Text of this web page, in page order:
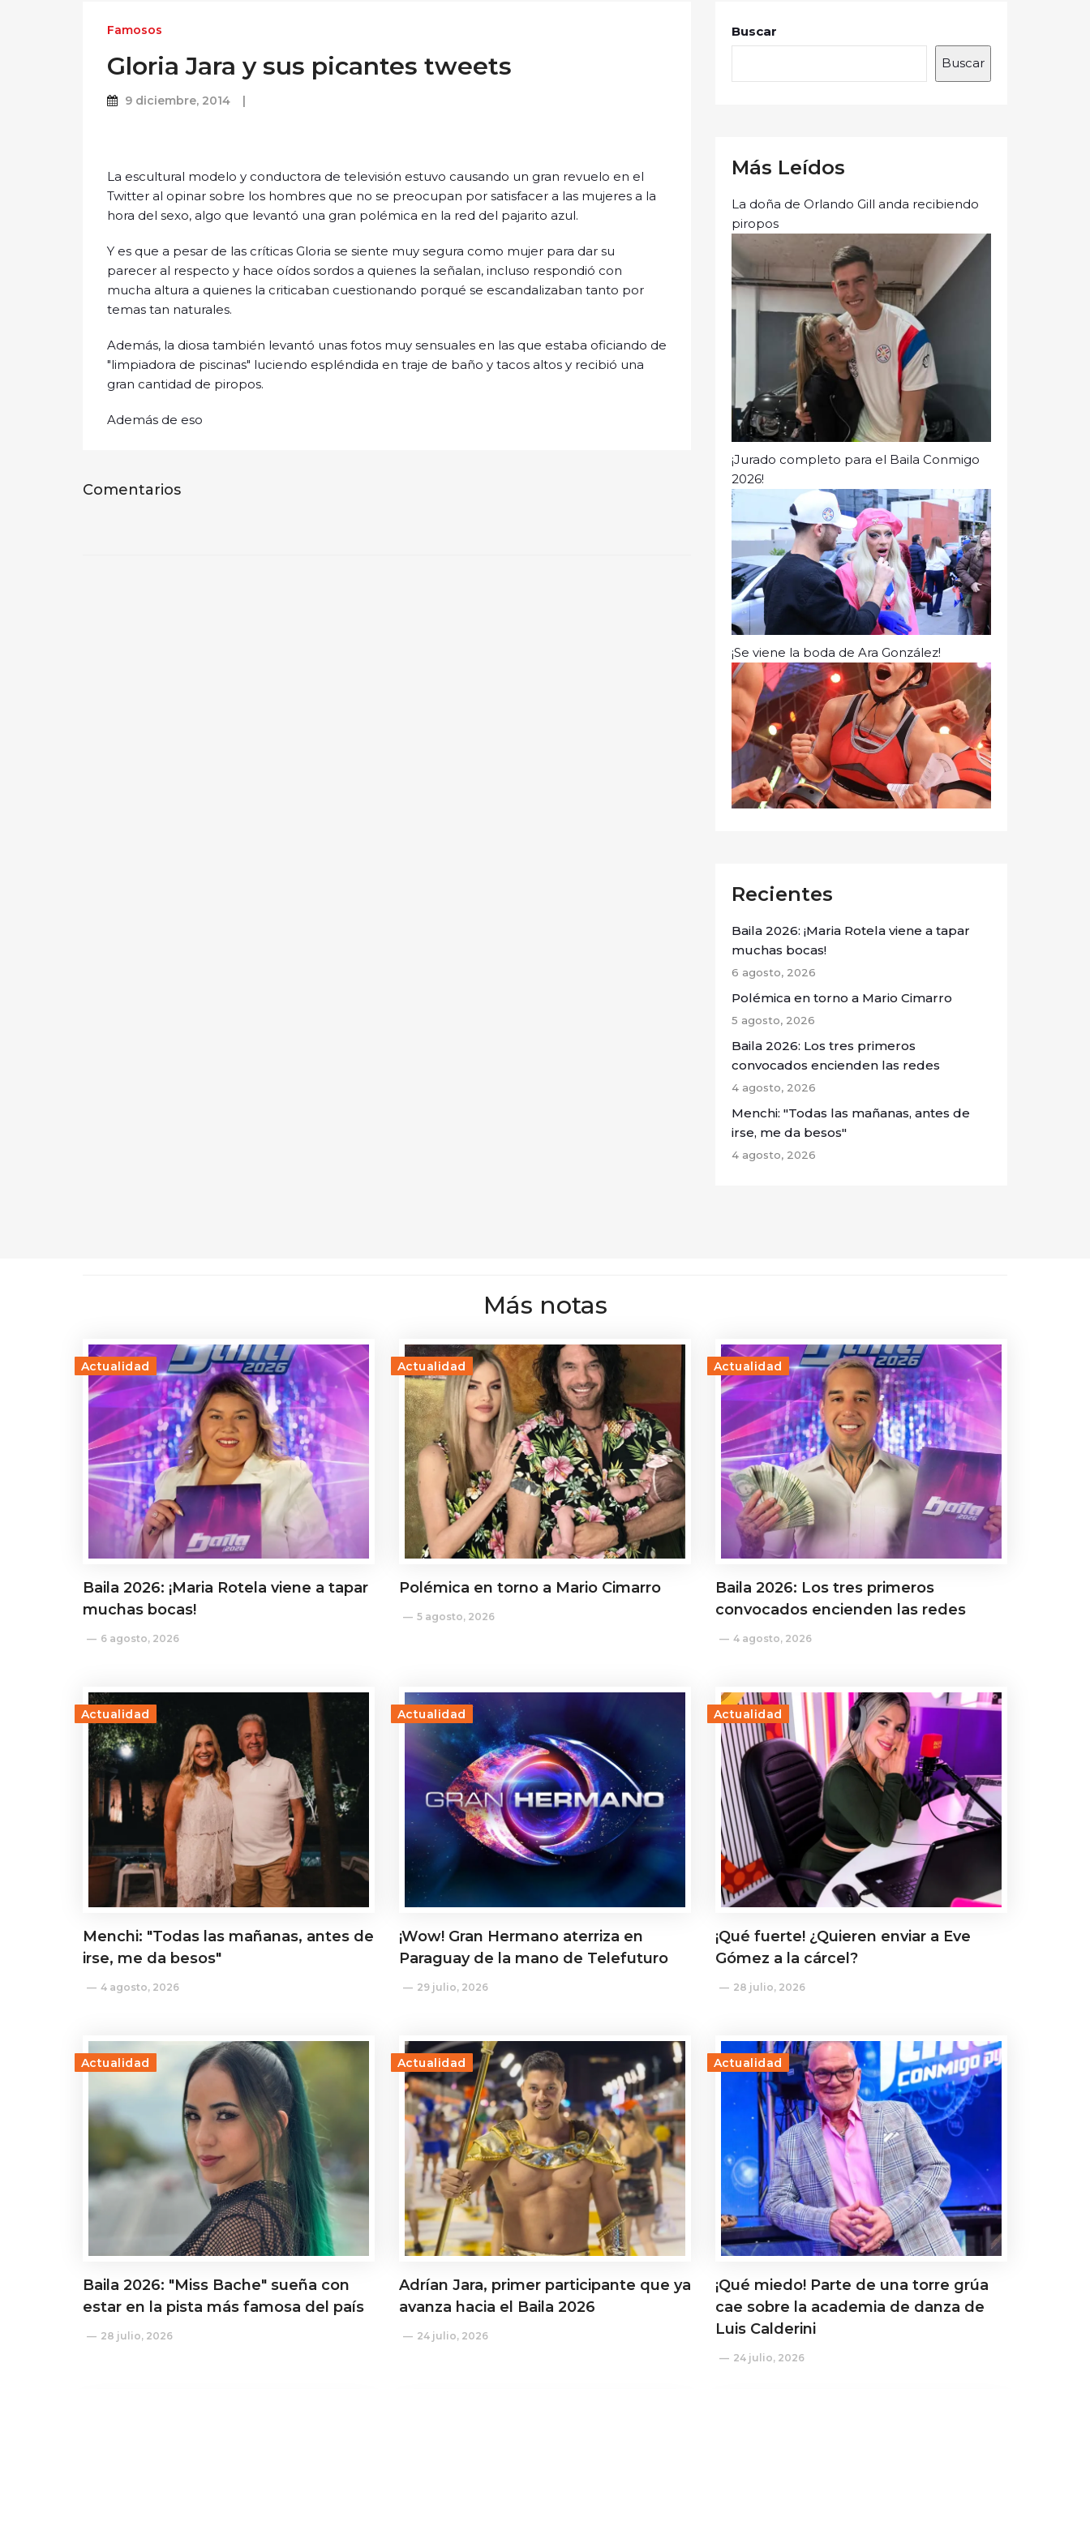
Famosos
Gloria Jara y sus picantes tweets
9 diciembre, 2014
La escultural modelo y conductora de televisión estuvo causando un gran revuelo en el
Twitter al opinar sobre los hombres que no se preocupan por satisfacer a las mujeres a la
hora del sexo, algo que levantó una gran polémica en la red del pajarito azul.
Y es que a pesar de las críticas Gloria se siente muy segura como mujer para dar su
parecer al respecto y hace oídos sordos a quienes la señalan, incluso respondió con
mucha altura a quienes la criticaban cuestionando porqué se escandalizaban tanto por
temas tan naturales.
Además, la diosa también levantó unas fotos muy sensuales en las que estaba oficiando de
"limpiadora de piscinas" luciendo espléndida en traje de baño y tacos altos y recibió una
gran cantidad de piropos.
Además de eso
Comentarios
Buscar
Buscar
Más Leídos
La doña de Orlando Gill anda recibiendo
piropos
¡Jurado completo para el Baila Conmigo
2026!
¡Se viene la boda de Ara González!
Recientes
Baila 2026: ¡Maria Rotela viene a tapar
muchas bocas!
6 agosto, 2026
Polémica en torno a Mario Cimarro
5 agosto, 2026
Baila 2026: Los tres primeros
convocados encienden las redes
4 agosto, 2026
Menchi: "Todas las mañanas, antes de
irse, me da besos"
4 agosto, 2026
Más notas
Actualidad
Baila 2026: ¡Maria Rotela viene a tapar
muchas bocas!
6 agosto, 2026
Actualidad
Polémica en torno a Mario Cimarro
5 agosto, 2026
Actualidad
Baila 2026: Los tres primeros
convocados encienden las redes
4 agosto, 2026
Actualidad
Menchi: "Todas las mañanas, antes de
irse, me da besos"
4 agosto, 2026
Actualidad
¡Wow! Gran Hermano aterriza en
Paraguay de la mano de Telefuturo
29 julio, 2026
Actualidad
¡Qué fuerte! ¿Quieren enviar a Eve
Gómez a la cárcel?
28 julio, 2026
Actualidad
Baila 2026: "Miss Bache" sueña con
estar en la pista más famosa del país
28 julio, 2026
Actualidad
Adrían Jara, primer participante que ya
avanza hacia el Baila 2026
24 julio, 2026
Actualidad
¡Qué miedo! Parte de una torre grúa
cae sobre la academia de danza de
Luis Calderini
24 julio, 2026